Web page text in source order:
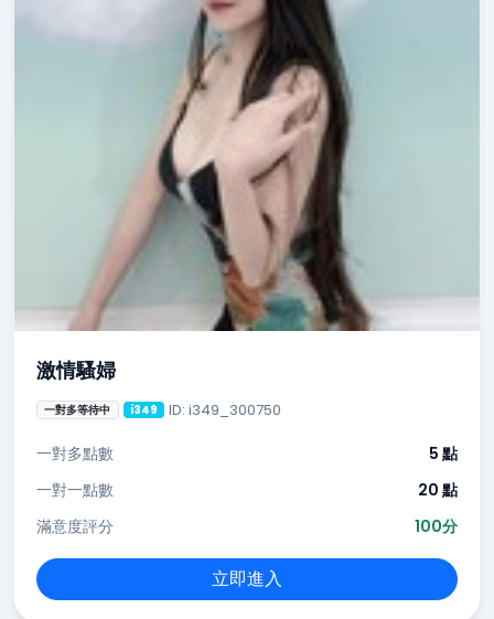
激情騷婦
一對多等待中 i349 ID: i349_300750
一對多點數
5 點
一對一點數
20 點
滿意度評分
100分
立即進入